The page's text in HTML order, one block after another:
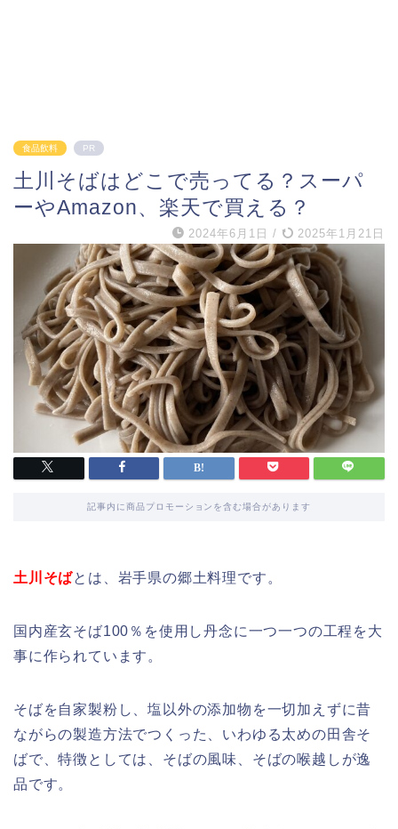
食品飲料 PR
土川そばはどこで売ってる？スーパ
ーやAmazon、楽天で買える？
2024年6月1日 / 2025年1月21日
記事内に商品プロモーションを含む場合があります
土川そばとは、岩手県の郷土料理です。
国内産玄そば100％を使用し丹念に一つ一つの工程を大
事に作られています。
そばを自家製粉し、塩以外の添加物を一切加えずに昔
ながらの製造方法でつくった、いわゆる太めの田舎そ
ばで、特徴としては、そばの風味、そばの喉越しが逸
品です。